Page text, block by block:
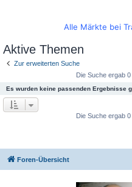
Alle Märkte bei
Aktive Themen
Zur erweiterten Suche
Die Suche ergab
Es wurden keine passenden Ergebnisse
Die Suche ergab
Foren-Übersicht